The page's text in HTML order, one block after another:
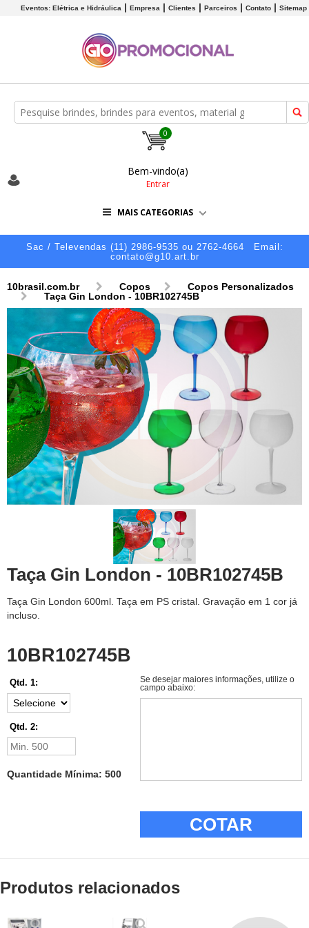
Eventos: Elétrica e Hidráulica Empresa Clientes Parceiros Contato Sitemap
0
Bem-vindo(a)
Entrar
MAIS CATEGORIAS
Sac / Televendas (11) 2986-9535 ou 2762-4664
Email:
contato@g10.art.br
10brasil.com.br Copos
Copos Personalizados
Taça Gin London - 10BR102745B
Taça Gin London - 10BR102745B
Taça Gin London 600ml. Taça em PS cristal. Gravação em 1 cor já
incluso.
10BR102745B
Qtd. 1:
Qtd. 2:
Quantidade Mínima: 500
Se desejar maiores informações, utilize o
campo abaixo:
COTAR
Produtos relacionados